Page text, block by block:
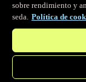
Control por IA
sobre rendimiento y
seda. Política de